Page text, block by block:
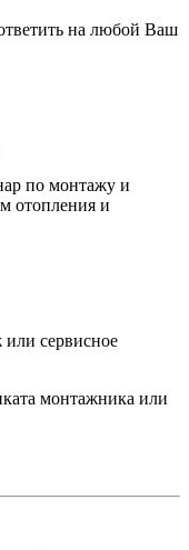
на любой Ваш
по монтажу и
отопления и
сервисное
монтажника или